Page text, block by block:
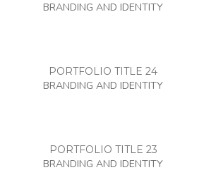
BRANDING AND IDENTITY
PORTFOLIO TITLE 24
BRANDING AND IDENTITY
PORTFOLIO TITLE 23
BRANDING AND IDENTITY